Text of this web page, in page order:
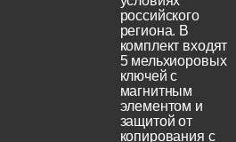
российского
региона. В
комплект входят
5 мельхиоровых
ключей с
магнитным
элементом и
защитой от
копирования с